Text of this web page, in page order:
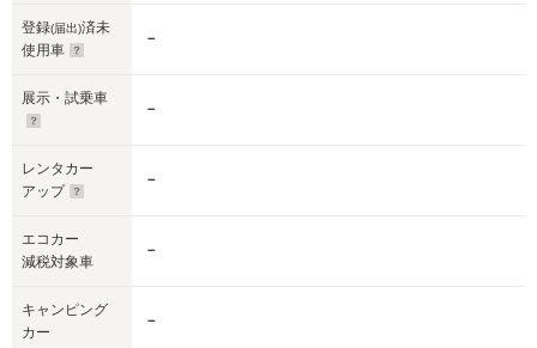
登録(届出)済未
使用車
－
展示・試乗車
－
レンタカー
アップ
－
エコカー
減税対象車
－
キャンピング
カー
－